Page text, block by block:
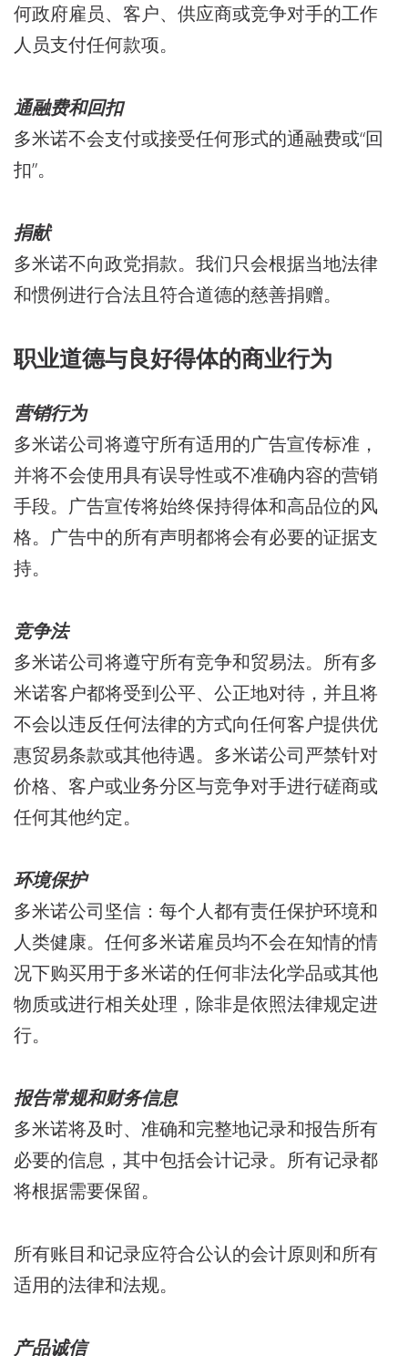
何政府雇员、客户、供应商或竞争对手的工作
人员支付任何款项。
通融费和回扣
多米诺不会支付或接受任何形式的通融费或“回
扣”。
捐献
多米诺不向政党捐款。我们只会根据当地法律
和惯例进行合法且符合道德的慈善捐赠。
职业道德与良好得体的商业行为
营销行为
多米诺公司将遵守所有适用的广告宣传标准，
并将不会使用具有误导性或不准确内容的营销
手段。广告宣传将始终保持得体和高品位的风
格。广告中的所有声明都将会有必要的证据支
持。
竞争法
多米诺公司将遵守所有竞争和贸易法。所有多
米诺客户都将受到公平、公正地对待，并且将
不会以违反任何法律的方式向任何客户提供优
惠贸易条款或其他待遇。多米诺公司严禁针对
价格、客户或业务分区与竞争对手进行磋商或
任何其他约定。
环境保护
多米诺公司坚信：每个人都有责任保护环境和
人类健康。任何多米诺雇员均不会在知情的情
况下购买用于多米诺的任何非法化学品或其他
物质或进行相关处理，除非是依照法律规定进
行。
报告常规和财务信息
多米诺将及时、准确和完整地记录和报告所有
必要的信息，其中包括会计记录。所有记录都
将根据需要保留。
所有账目和记录应符合公认的会计原则和所有
适用的法律和法规。
产品诚信